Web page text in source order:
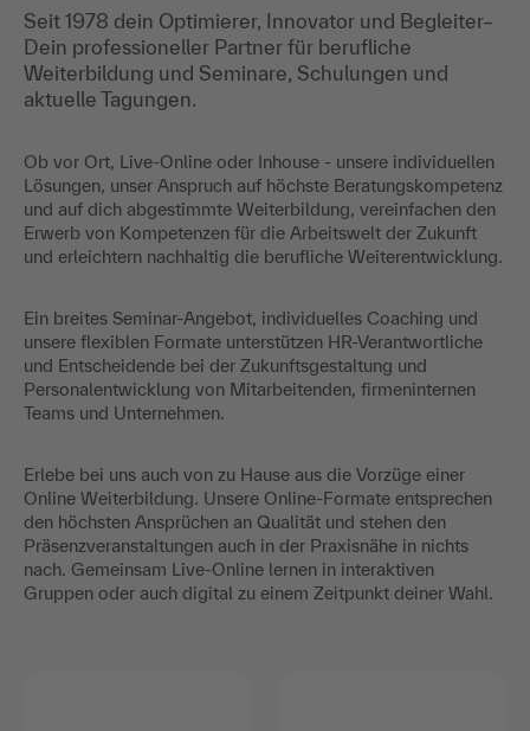
Seit 1978 dein Optimierer, Innovator und Begleiter–
Dein professioneller Partner für berufliche
Weiterbildung und Seminare, Schulungen und
aktuelle Tagungen.
Ob vor Ort, Live-Online oder Inhouse - unsere individuellen
Lösungen, unser Anspruch auf höchste Beratungskompetenz
und auf dich abgestimmte Weiterbildung, vereinfachen den
Erwerb von Kompetenzen für die Arbeitswelt der Zukunft
und erleichtern nachhaltig die berufliche Weiterentwicklung.
Ein breites Seminar-Angebot, individuelles Coaching und
unsere flexiblen Formate unterstützen HR-Verantwortliche
und Entscheidende bei der Zukunftsgestaltung und
Personalentwicklung von Mitarbeitenden, firmeninternen
Teams und Unternehmen.
Erlebe bei uns auch von zu Hause aus die Vorzüge einer
Online Weiterbildung. Unsere Online-Formate entsprechen
den höchsten Ansprüchen an Qualität und stehen den
Präsenzveranstaltungen auch in der Praxisnähe in nichts
nach. Gemeinsam Live-Online lernen in interaktiven
Gruppen oder auch digital zu einem Zeitpunkt deiner Wahl.